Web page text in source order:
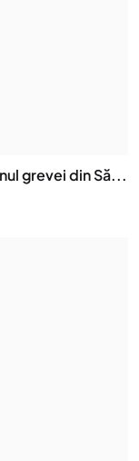
grevei din Să...